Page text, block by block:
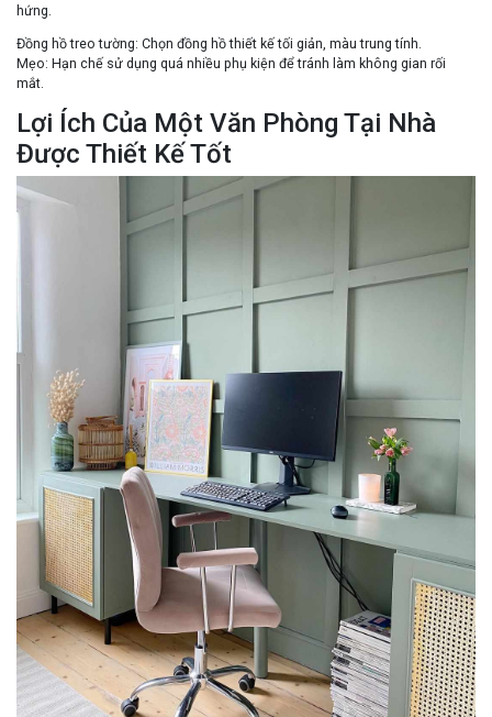
hứng.
Đồng hồ treo tường: Chọn đồng hồ thiết kế tối giản, màu trung tính.
Mẹo: Hạn chế sử dụng quá nhiều phụ kiện để tránh làm không gian rối
mắt.
Lợi Ích Của Một Văn Phòng Tại Nhà
Được Thiết Kế Tốt